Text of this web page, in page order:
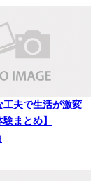
工夫で生活が激変
まとめ】